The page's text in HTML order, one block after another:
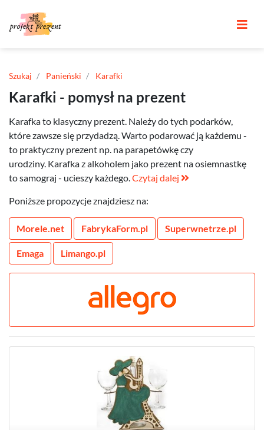
Szukaj Panieński Karafki
Karafki - pomysł na prezent
Karafka to klasyczny prezent. Należy do tych podarków,
które zawsze się przydadzą. Warto podarować ją każdemu -
to praktyczny prezent np. na parapetówkę czy
urodziny. Karafka z alkoholem jako prezent na osiemnastkę
to samograj - ucieszy każdego.Czytaj dalej
Poniższe propozycje znajdziesz na:
Morele.net FabrykaForm.pl Superwnetrze.pl
Emaga Limango.pl